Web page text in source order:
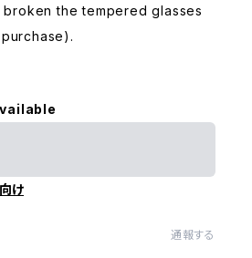
the tempered glasses
け
通報する